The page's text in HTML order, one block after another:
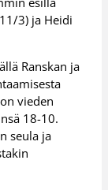
3) ja Heidi
Ranskan ja
vieden
18-10.
seula ja